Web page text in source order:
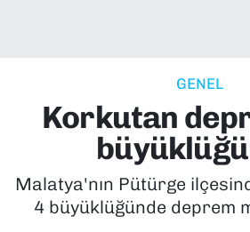
GENEL
Korkutan
Malatya'nın Pütürge
4 büyüklüğünde deprem
EKONOMİ
KÜLTÜR SANAT
Süper Lig Puan Durumu ve
Tüm Manşetler
Son Dakika Haberleri